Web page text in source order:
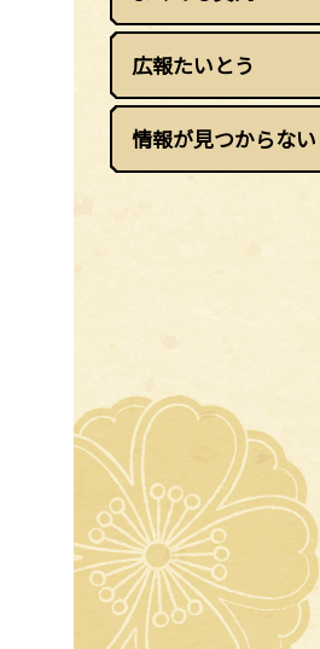
広報たいとう
情報が見つからな